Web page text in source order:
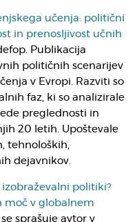
učenja: politični
in prenosljivost učnih
Publikacija
političnih scenarijev
v Evropi. Razviti so
faz, ki so analizirale
preglednosti in
20 letih. Upoštevale
tehnoloških,
dejavnikov.
politiki?
moč v globalnem
sprašuje avtor v